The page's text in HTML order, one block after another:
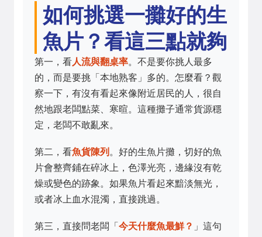
如何挑選一攤好的生
魚片？看這三點就夠
第一，看人流與翻桌率。不是要你挑人最多
的，而是要挑「本地熟客」多的。怎麼看？觀
察一下，有沒有看起來像附近居民的人，很自
然地跟老闆點菜、寒暄。這種攤子通常貨源穩
定，老闆不敢亂來。
第二，看魚貨陳列 。好的生魚片攤，切好的魚
片會整齊鋪在碎冰上，色澤光亮，邊緣沒有乾
燥或變色的跡象。如果魚片看起來黯淡無光，
或者冰上血水混濁，直接跳過。
第三，直接問老闆「 今天什麼魚最鮮？ 」這句